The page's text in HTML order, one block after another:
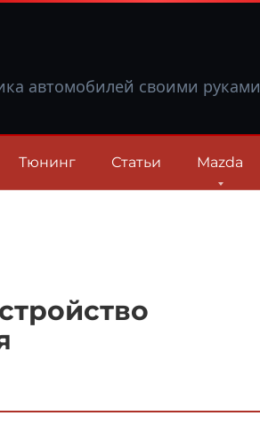
автомобилей своими руками
Тюнинг Статьи Mazda